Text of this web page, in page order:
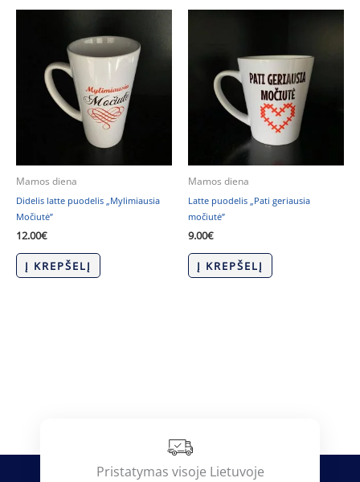
Mamos diena
Didelis latte puodelis „Mylimiausia
Močiutė”
12.00€
Į KREPŠELĮ
Mamos diena
Latte puodelis „Pati geriausia
močiutė”
9.00€
Į KREPŠELĮ
Pristatymas visoje Lietuvoje